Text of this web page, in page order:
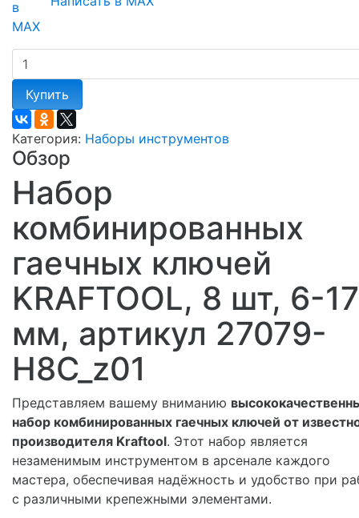
Купить
Категория: Наборы инструментов
Обзор
Набор
комбинированных
гаечных ключей
KRAFTOOL, 8 шт, 6-17
мм, артикул 27079-
H8C_z01
Представляем вашему вниманию
набор комбинированных гаечных ключей от
производителя Kraftool. Этот набор является
незаменимым инструментом в арсенале каждого
мастера, обеспечивая надёжность и удобство при
с различными крепежными элементами.